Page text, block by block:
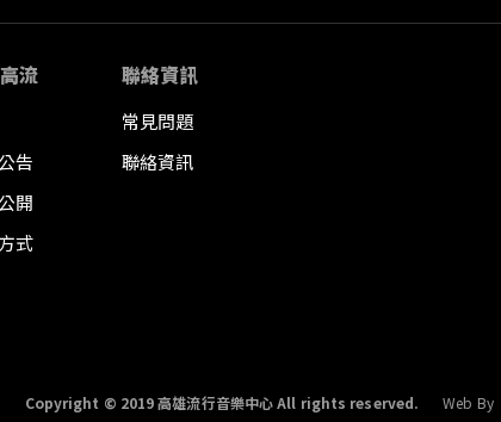
流
告
開
式
聯絡資訊
常見問題
聯絡資訊
Copyright © 2019 高雄流行音樂中心 All rights reserved. Web By